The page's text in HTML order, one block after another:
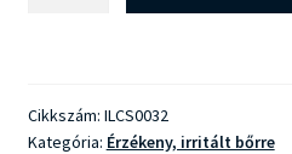
Cikkszám: ILCS0032
Kategória: Érzékeny, irritált bőrre